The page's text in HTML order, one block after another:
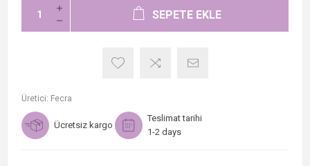
SEPETE EKLE
Üretici: Fecra
Ücretsiz kargo
Teslimat tarihi
1-2 days